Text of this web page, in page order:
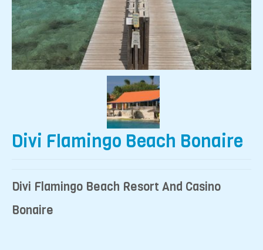
Aereos
Reserva On Line
Informacion Turistica
Divi Flamingo Beach Bonaire
Divi Flamingo Beach Resort And Casino
Bonaire